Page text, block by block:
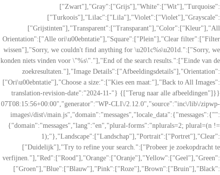
["Zwart"],"Gray":["Grijs"],"White":["Wit"],"Turquoise":
["Turkoois"],"Lilac":["Lila"],"Violet":["Violet"],"Grayscale":
["Grijstinten"],"Transparent":["Transparant"],"Color":["Kleur"],"All
Orientation":["Alle ori\u00ebntatie"],"Square":["Plein"],"Clear filter":["Filter
wissen"],"Sorry, we couldn't find anything for \u201c%s\u201d.":["Sorry, we
konden niets vinden voor \"%s\"."],"End of the search results.":["Einde van de
zoekresultaten."],"Image Details":["Afbeeldingsdetails"],"Orientation":
["Ori\u00ebntatie"],"Choose a size:":["Kies een maat:"],"Back to All Images":
["Terug naar alle afbeeldingen"]}}} {"translation-revision-date":"2024-11-
07T08:15:56+00:00","generator":"WP-CLI\/2.12.0","source":"inc\/lib\/zipwp-
images\/dist\/main.js","domain":"messages","locale_data":{"messages":{"":
{"domain":"messages","lang":"en","plural-forms":"nplurals=2; plural=(n !=
1);"},"Landscape":["Landschap"],"Portrait":["Portret"],"Clear":
["Duidelijk"],"Try to refine your search.":["Probeer je zoekopdracht te
verfijnen."],"Red":["Rood"],"Orange":["Oranje"],"Yellow":["Geel"],"Green":
["Groen"],"Blue":["Blauw"],"Pink":["Roze"],"Brown":["Bruin"],"Black":